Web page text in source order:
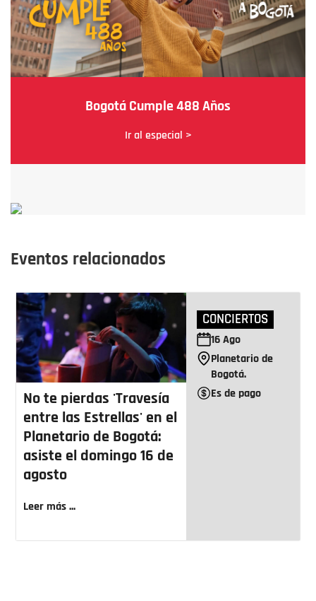
Bogotá Cumple 488 Años
Ir al especial >
Eventos relacionados
No te pierdas 'Travesía
entre las Estrellas' en el
Planetario de Bogotá:
asiste el domingo 16 de
agosto
Leer más ...
CONCIERTOS
16Ago
Planetario de
Bogotá.
Es de pago